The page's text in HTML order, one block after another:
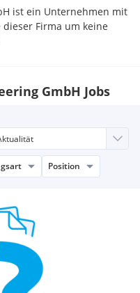
ist ein Unternehmen mit
Firma um keine
GmbH Jobs
Position